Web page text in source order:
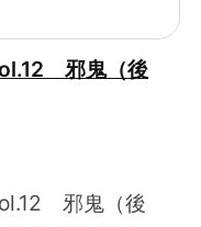
邪鬼（後
邪鬼（後